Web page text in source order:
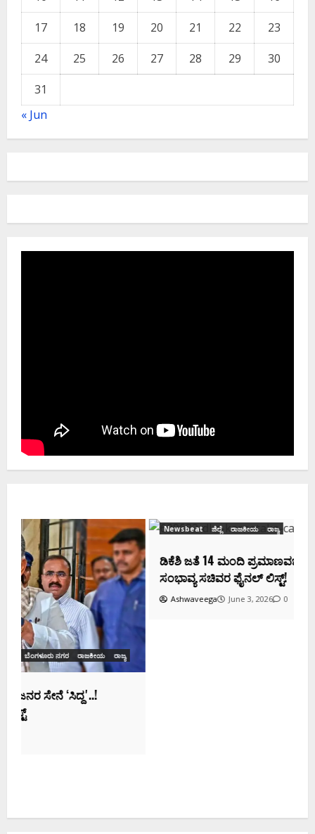
17
18 19 20 21 22
23
24
25 26 27 28 29
30
31
« Jun
Newsbeat ಜಿಲ್ಲೆ ರಾಜಕೀಯ ರಾಜ್ಯ
ಡಿಕೆಶಿ ಜತೆ 14 ಮಂದಿ ಪ್ರಮಾಣವಚನ ಸಾಧ್ಯತೆ.. ಇಲ್ಲಿದೆ
ಸಂಭಾವ್ಯ ಸಚಿವರ ಫೈನಲ್ ಲಿಸ್ಟ್‌!
Ashwaveega June 3, 2026 0